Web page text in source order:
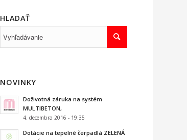
HLADAŤ
NOVINKY
Doživotná záruka na systém
MULTIBETON,
4. decembra 2016 - 19:35
Dotácie na tepelné čerpadlá ZELENÁ